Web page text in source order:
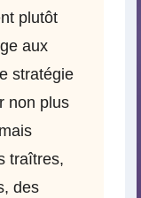
plutôt
aux
stratégie
non plus
traîtres,
des